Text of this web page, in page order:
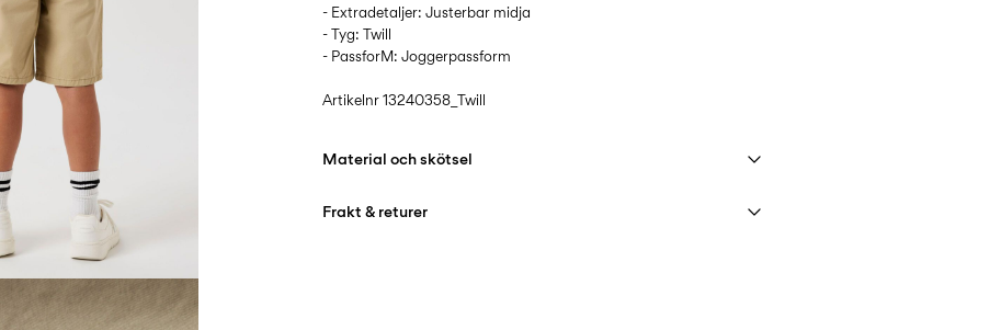
- Extradetaljer: Justerbar midja
- Tyg: Twill
- PassforM: Joggerpassform
Artikelnr13240358_Twill
Material och skötsel
Frakt & returer